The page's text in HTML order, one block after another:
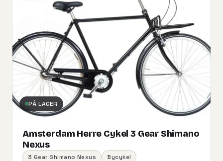
PÅ LAGER
Amsterdam Herre Cykel 3 Gear Shimano
Nexus
3 Gear Shimano Nexus Bycykel